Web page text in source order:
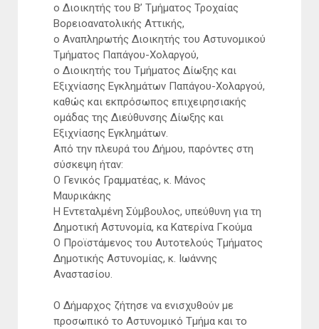
ο Διοικητής του Β’ Τμήματος Τροχαίας
Βορειοανατολικής Αττικής,
ο Αναπληρωτής Διοικητής του Αστυνομικού
Τμήματος Παπάγου-Χολαργού,
ο Διοικητής του Τμήματος Δίωξης και
Εξιχνίασης Εγκλημάτων Παπάγου-Χολαργού,
καθώς και εκπρόσωπος επιχειρησιακής
ομάδας της Διεύθυνσης Δίωξης και
Εξιχνίασης Εγκλημάτων.
Από την πλευρά του Δήμου, παρόντες στη
σύσκεψη ήταν:
Ο Γενικός Γραμματέας, κ. Μάνος
Μαυρικάκης
Η Εντεταλμένη Σύμβουλος, υπεύθυνη για τη
Δημοτική Αστυνομία, κα Κατερίνα Γκούμα
Ο Προϊστάμενος του Αυτοτελούς Τμήματος
Δημοτικής Αστυνομίας, κ. Ιωάννης
Αναστασίου.
Ο Δήμαρχος ζήτησε να ενισχυθούν με
προσωπικό το Αστυνομικό Τμήμα και το